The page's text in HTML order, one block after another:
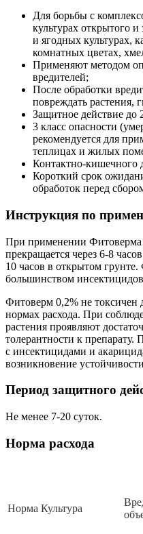
Для борьбы с
культурах открытого
и ягодных культурах,
комнатных цветах,
Применяют методом
вредителей;
После обработки
повреждать растения,
Защитное действие до
3 класс опасности
рекомендуется для
теплицах и жилых
Контактно-кишечного
Короткий срок
обработок перед
Инструкция по
При применении Фитоверма
прекращается через 6-8
10 часов в открытом
большинством
Фитоверм 0,2% не токсичен
нормах расхода. При
растения проявляют
толерантности к
с инсектицидами и
возникновение
Период защитного
Не менее 7-20 суток.
Норма расхода
Норма Культура